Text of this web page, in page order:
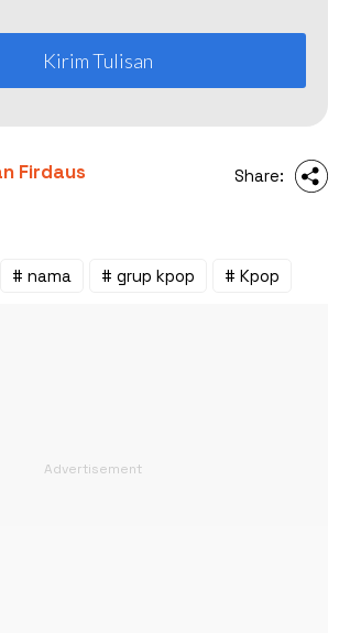
Kirim Tulisan
Firdaus Share:
# nama # grup kpop # Kpop